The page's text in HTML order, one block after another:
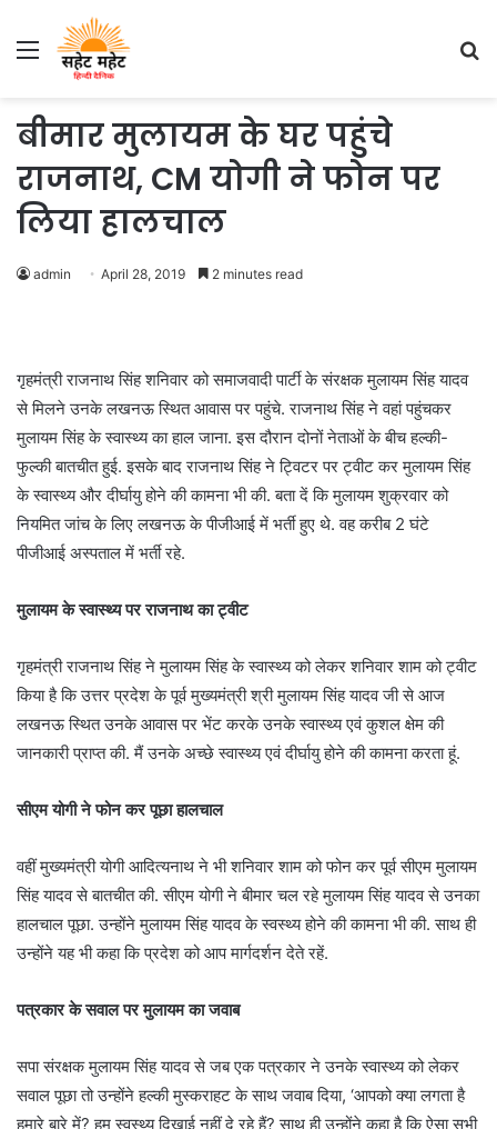
Menu
बीमार मुलायम के घर पहुंचे
राजनाथ, CM योगी ने फोन पर
लिया हालचाल
admin April 28, 2019 2 minutes read
गृहमंत्री राजनाथ सिंह शनिवार को समाजवादी पार्टी के संरक्षक मुलायम सिंह यादव
से मिलने उनके लखनऊ स्थित आवास पर पहुंचे. राजनाथ सिंह ने वहां पहुंचकर
मुलायम सिंह के स्वास्थ्य का हाल जाना. इस दौरान दोनों नेताओं के बीच हल्की-
फुल्की बातचीत हुई. इसके बाद राजनाथ सिंह ने ट्विटर पर ट्वीट कर मुलायम सिंह
के स्वास्थ्य और दीर्घायु होने की कामना भी की. बता दें कि मुलायम शुक्रवार को
नियमित जांच के लिए लखनऊ के पीजीआई में भर्ती हुए थे. वह करीब 2 घंटे
पीजीआई अस्पताल में भर्ती रहे.
मुलायम के स्वास्थ्य पर राजनाथ का ट्वीट
गृहमंत्री राजनाथ सिंह ने मुलायम सिंह के स्वास्थ्य को लेकर शनिवार शाम को ट्वीट
किया है कि उत्तर प्रदेश के पूर्व मुख्यमंत्री श्री मुलायम सिंह यादव जी से आज
लखनऊ स्थित उनके आवास पर भेंट करके उनके स्वास्थ्य एवं कुशल क्षेम की
जानकारी प्राप्त की. मैं उनके अच्छे स्वास्थ्य एवं दीर्घायु होने की कामना करता हूं.
सीएम योगी ने फोन कर पूछा हालचाल
वहीं मुख्यमंत्री योगी आदित्यनाथ ने भी शनिवार शाम को फोन कर पूर्व सीएम मुलायम
सिंह यादव से बातचीत की. सीएम योगी ने बीमार चल रहे मुलायम सिंह यादव से उनका
हालचाल पूछा. उन्होंने मुलायम सिंह यादव के स्वस्थ्य होने की कामना भी की. साथ ही
उन्होंने यह भी कहा कि प्रदेश को आप मार्गदर्शन देते रहें.
पत्रकार के सवाल पर मुलायम का जवाब
सपा संरक्षक मुलायम सिंह यादव से जब एक पत्रकार ने उनके स्वास्थ्य को लेकर
सवाल पूछा तो उन्होंने हल्की मुस्कराहट के साथ जवाब दिया, ‘आपको क्या लगता है
हमारे बारे में? हम स्वस्थ्य दिखाई नहीं दे रहे हैं? साथ ही उन्होंने कहा है कि ऐसा सभी